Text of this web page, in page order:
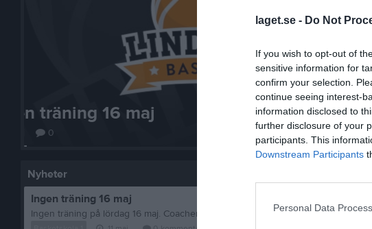
laget.se - Do Not
If you wish to opt-out of
sensitive information for
confirm your selection.
continue seeing interest-
information disclosed to
further disclosure of your
participants. This
Downstream Participants
Personal Data
Basketskola inställd
7 feb
Nyheter
Ingen träning 16 maj
Ingen träning på lördag 16 maj. Coacherna spelar egna matcher i Göteborgs